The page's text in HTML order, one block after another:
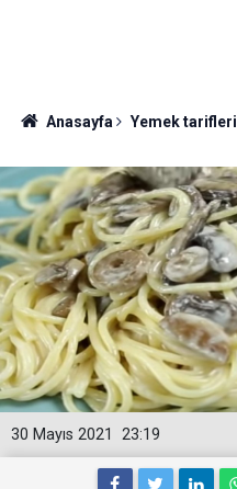
Anasayfa Yemek tarifleri
23:19
30 Mayıs 2021